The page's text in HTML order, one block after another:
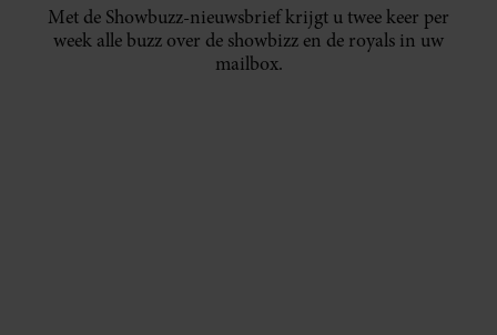
Met de Showbuzz-nieuwsbrief krijgt u twee keer per
week alle buzz over de showbizz en de royals in uw
mailbox.